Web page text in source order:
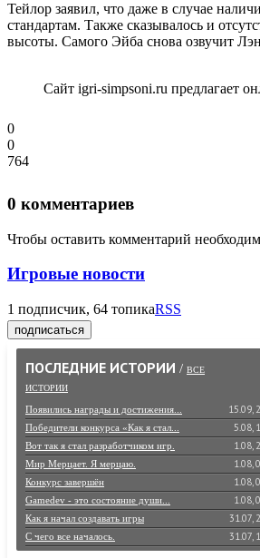
Тейлор заявил, что даже в случае
стандартам. Также сказывалось и
высоты. Самого Эйба снова озвучит
Сайт igri-simpsoni.ru предлагает
0
0
764
0 комментариев
Чтобы оставить комментарий
Игровые новости
1 подписчик, 64 топикаRSS
подписаться
ПОСЛЕДНИЕ ИСТОРИИ / ВСЕ
ИСТОРИИ
Появились награды и достижения... 15.09,
Победители конкурса «Как я стал... 5.08,
Вот так я стал разработчиком игр. 1.08,
Мир Мерцает. Я мерцаю. 1.08,
Конкурс завершён 1.08,
Gamedev - это состояние души... 1.08,
Как я начал создавать игры 31.07,
С чего все началось. 31.07,
Большое путешествие в мир игростроя 30.07,